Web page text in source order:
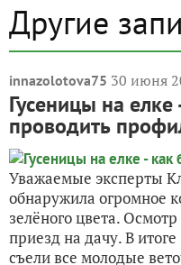
Другие
innazolotova75 30 июня
Гусеницы на елке
проводить
Уважаемые эксперты
обнаружила огромное
зелёного цвета.
приезд на дачу. В
съели все молодые